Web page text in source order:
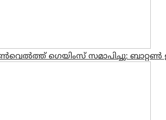
ഗെയിംസ് സമാപിച്ചു: ബാറ്റൺ